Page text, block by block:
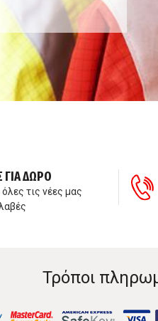
ΓΙΑ ΔΩΡΟ
όλες τις νέες μας
Τρόποι